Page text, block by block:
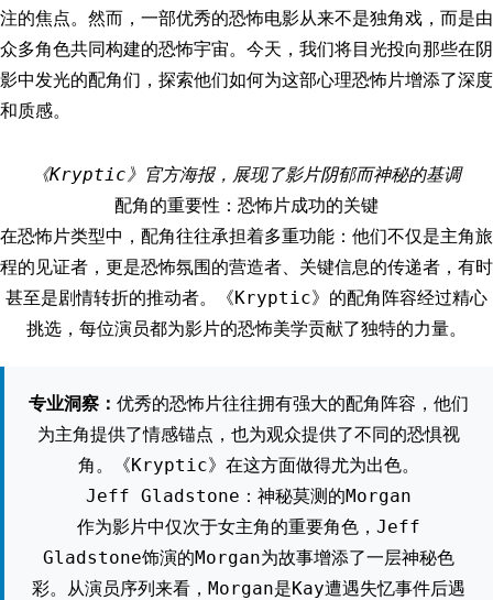
注的焦点。然而，一部优秀的恐怖电影从来不是独角戏，而是由
众多角色共同构建的恐怖宇宙。今天，我们将目光投向那些在阴
影中发光的配角们，探索他们如何为这部心理恐怖片增添了深度
和质感。
《Kryptic》官方海报，展现了影片阴郁而神秘的基调
配角的重要性：恐怖片成功的关键
在恐怖片类型中，配角往往承担着多重功能：他们不仅是主角旅
程的见证者，更是恐怖氛围的营造者、关键信息的传递者，有时
甚至是剧情转折的推动者。《Kryptic》的配角阵容经过精心
挑选，每位演员都为影片的恐怖美学贡献了独特的力量。
专业洞察： 优秀的恐怖片往往拥有强大的配角阵容，他们
为主角提供了情感锚点，也为观众提供了不同的恐惧视
角。《Kryptic》在这方面做得尤为出色。
Jeff Gladstone：神秘莫测的Morgan
作为影片中仅次于女主角的重要角色，Jeff
Gladstone饰演的Morgan为故事增添了一层神秘色
彩。从演员序列来看，Morgan是Kay遭遇失忆事件后遇